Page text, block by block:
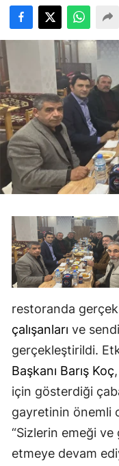
restoranda
çalışanları ve
gerçekleştirildi.
Başkanı Barış Koç
için gösterdiği
gayretinin önemli
“Sizlerin emeği
etmeye devam